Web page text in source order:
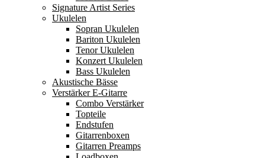
Signature Artist Series
Ukulelen
Sopran Ukulelen
Bariton Ukulelen
Tenor Ukulelen
Konzert Ukulelen
Bass Ukulelen
Akustische Bässe
Verstärker E-Gitarre
Combo Verstärker
Topteile
Endstufen
Gitarrenboxen
Gitarren Preamps